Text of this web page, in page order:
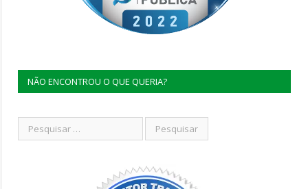
NÃO ENCONTROU O QUE QUERIA?